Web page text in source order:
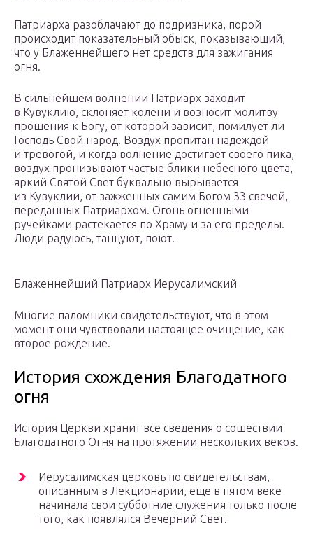
Патриарха разоблачают до подризника, порой
происходит показательный обыск, показывающий,
что у Блаженнейшего нет средств для зажигания
огня.
В сильнейшем волнении Патриарх заходит
в Кувуклию, склоняет колени и возносит молитву
прошения к Богу, от которой зависит, помилует ли
Господь Свой народ. Воздух пропитан надеждой
и тревогой, и когда волнение достигает своего пика,
воздух пронизывают частые блики небесного цвета,
яркий Святой Свет буквально вырывается
из Кувуклии, от зажженных самим Богом 33 свечей,
переданных Патриархом. Огонь огненными
ручейками растекается по Храму и за его пределы.
Люди радуюсь, танцуют, поют.
Блаженнейший Патриарх Иерусалимский
Многие паломники свидетельствуют, что в этом
момент они чувствовали настоящее очищение, как
второе рождение.
История схождения Благодатного
огня
История Церкви хранит все сведения о сошествии
Благодатного Огня на протяжении нескольких веков.
Иерусалимская церковь по свидетельствам,
описанным в Лекционарии, еще в пятом веке
начинала свои субботние служения только после
того, как появлялся Вечерний Свет.